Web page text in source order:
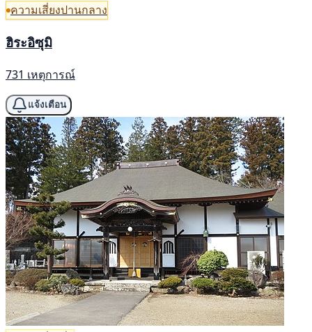
ความเสี่ยงปานกลาง
ฮิระอิซุมิ
731 เหตุการณ์
แจ้งเตือน